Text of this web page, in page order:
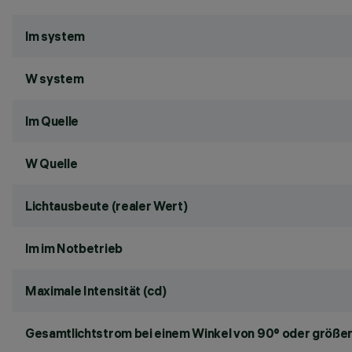
lm system
W system
lm Quelle
W Quelle
Lichtausbeute (realer Wert)
lm im Notbetrieb
Maximale Intensität (cd)
Gesamtlichtstrom bei einem Winkel von 90° oder